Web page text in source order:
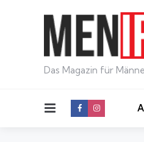
Das Magazin für
Menu